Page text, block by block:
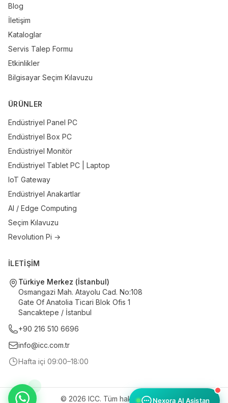
Blog
İletişim
Kataloglar
Servis Talep Formu
Etkinlikler
Bilgisayar Seçim Kılavuzu
ÜRÜNLER
Endüstriyel Panel PC
Endüstriyel Box PC
Endüstriyel Monitör
Endüstriyel Tablet PC | Laptop
IoT Gateway
Endüstriyel Anakartlar
AI / Edge Computing
Seçim Kılavuzu
Revolution Pi →
İLETİŞİM
Türkiye Merkez (İstanbul)
Osmangazi Mah. Atayolu Cad. No:108
Gate Of Anatolia Ticari Blok Ofis 1
Sancaktepe / İstanbul
+90 216 510 6696
info@icc.com.tr
Hafta içi 09:00–18:00
© 2026 ICC. Tüm hakları saklıdır.Nexora AI Asistan